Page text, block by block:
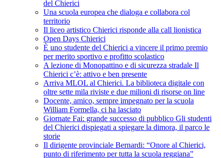
del Chierici
Una scuola europea che dialoga e collabora col
territorio
Il liceo artistico Chierici risponde alla call lionistica
Open Days Chierici
È uno studente del Chierici a vincere il primo premio
per merito sportivo e profitto scolastico
A lezione di Monopattino e di sicurezza stradale Il
Chierici c’è: attivo e ben presente
Arriva MLOL al Chierici. La biblioteca digitale con
oltre sette mila riviste e due milioni di risorse on line
Docente, amico, sempre impegnato per la scuola
William Formella, ci ha lasciato
Giornate Fai: grande successo di pubblico Gli studenti
del Chierici dispiegati a spiegare la dimora, il parco le
storie
Il dirigente provinciale Bernardi: “Onore al Chierici,
punto di riferimento per tutta la scuola reggiana”